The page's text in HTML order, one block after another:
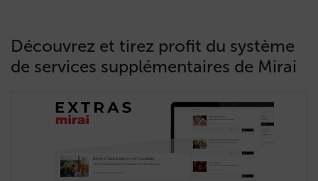
Découvrez et tirez profit du système
de services supplémentaires de Mirai